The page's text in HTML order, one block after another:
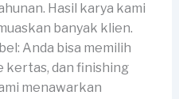
Hasil karya kami
banyak klien.
Anda bisa memilih
kertas, dan finishing
menawarkan